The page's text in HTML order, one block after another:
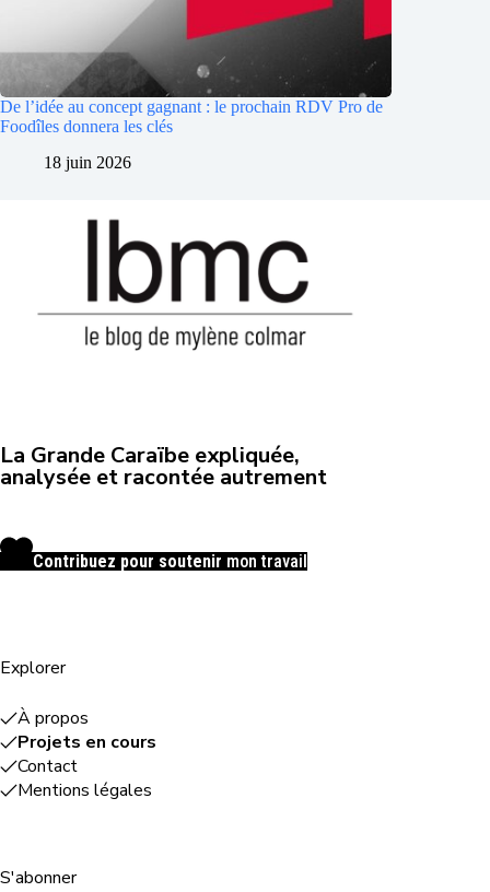
De l’idée au concept gagnant : le prochain RDV Pro de
Foodîles donnera les clés
18 juin 2026
La Grande Caraïbe expliquée,
analysée et racontée autrement
Contribuez pour soutenir mon travail
Explorer
À propos
Projets en cours
Contact
Mentions légales
S'abonner